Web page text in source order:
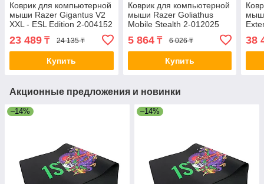
Коврик для компьютерной
мыши Razer Gigantus V2
XXL - ESL Edition 2-004152
RZ02-03332500-R3M1
23 489 ₸ 24 135 ₸
Купить
Коврик для компьютерной
мыши Razer Goliathus
Mobile Stealth 2-012025
RZ02-01820500-R3M1
5 864₸ 6 026 ₸
Купить
38
Акционные предложения и новинки
–14% –14%